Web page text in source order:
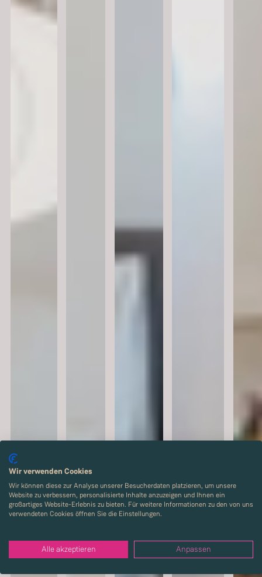
Wir verwenden Cookies
Wir können diese zur Analyse unserer Besucherdaten platzieren, um unsere
Website zu verbessern, personalisierte Inhalte anzuzeigen und Ihnen ein
großartiges Website-Erlebnis zu bieten. Für weitere Informationen zu den von uns
verwendeten Cookies öffnen Sie die Einstellungen.
Alle akzeptieren Anpassen